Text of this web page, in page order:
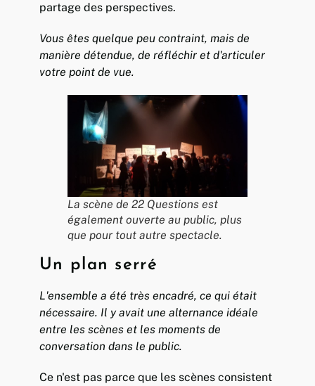
partage des perspectives.
Vous êtes quelque peu contraint, mais de
manière détendue, de réfléchir et d'articuler
votre point de vue.
La scène de 22 Questions est
également ouverte au public, plus
que pour tout autre spectacle.
Un plan serré
L'ensemble a été très encadré, ce qui était
nécessaire. Il y avait une alternance idéale
entre les scènes et les moments de
conversation dans le public.
Ce n'est pas parce que les scènes consistent